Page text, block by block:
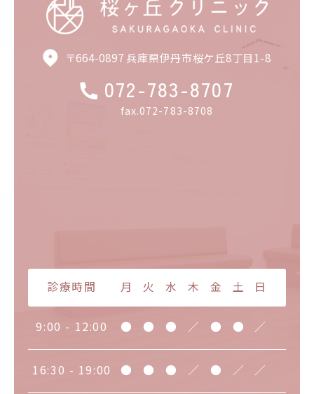
〒664-0897 兵庫県伊丹市桜ケ丘8丁目1-8
072-783-8707
fax.072-783-8708
診療時間 月 火 水 木 金 土 日
9:00 - 12:00 ● ● ● ／ ● ● ／
16:30 - 19:00 ● ● ● ／ ● ／ ／